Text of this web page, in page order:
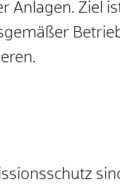
Anlagen. Ziel